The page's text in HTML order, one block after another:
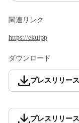
関連リンク
https://ekuipp
ダウンロード
プレスリリース
プレスリリー